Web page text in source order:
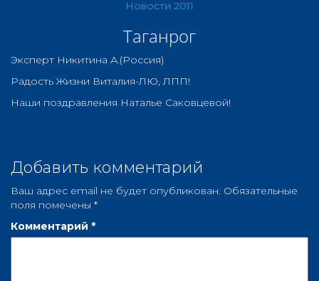
Новости 2011
Таганрог
Эксперт Никитина А.(Россия)
Радость Жизни Виталия-ЛЮ, ЛПП!
Наши поздравления Наталье Саковцевой!
Добавить комментарий
Ваш адрес email не будет опубликован. Обязательные
поля помечены *
Комментарий *